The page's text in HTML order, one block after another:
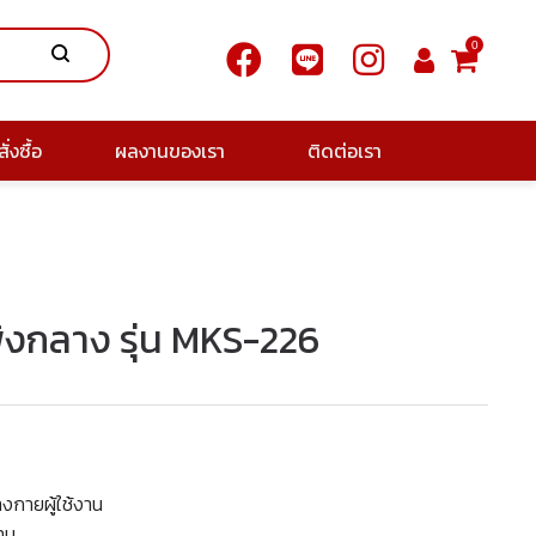
0
งซื้อ ผลงานของเรา ติดต่อเรา
ลาง รุ่น MKS-226
กายผู้ใช้งาน